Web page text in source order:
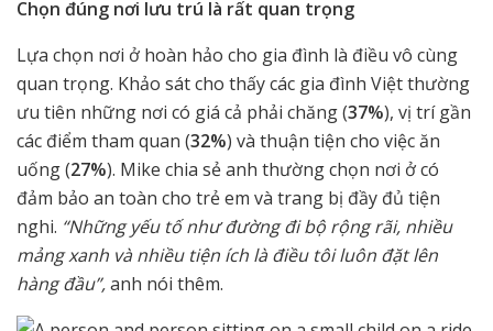
Chọn đúng nơi lưu trú là rất quan trọng
Lựa chọn nơi ở hoàn hảo cho gia đình là điều vô cùng
quan trọng. Khảo sát cho thấy các gia đình Việt thường
ưu tiên những nơi có giá cả phải chăng (37%), vị trí gần
các điểm tham quan (32%) và thuận tiện cho việc ăn
uống (27%). Mike chia sẻ anh thường chọn nơi ở có
đảm bảo an toàn cho trẻ em và trang bị đầy đủ tiện
nghi. “Những yếu tố như đường đi bộ rộng rãi, nhiều
mảng xanh và nhiều tiện ích là điều tôi luôn đặt lên
hàng đầu”,anh nói thêm.